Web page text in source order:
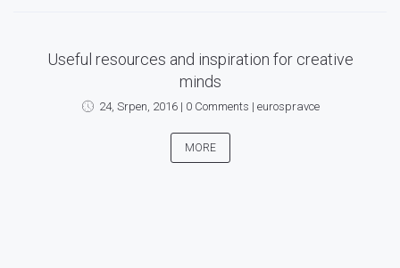
Useful resources and inspiration for creative
minds
24, Srpen, 2016| 0 Comments | eurospravce
MORE